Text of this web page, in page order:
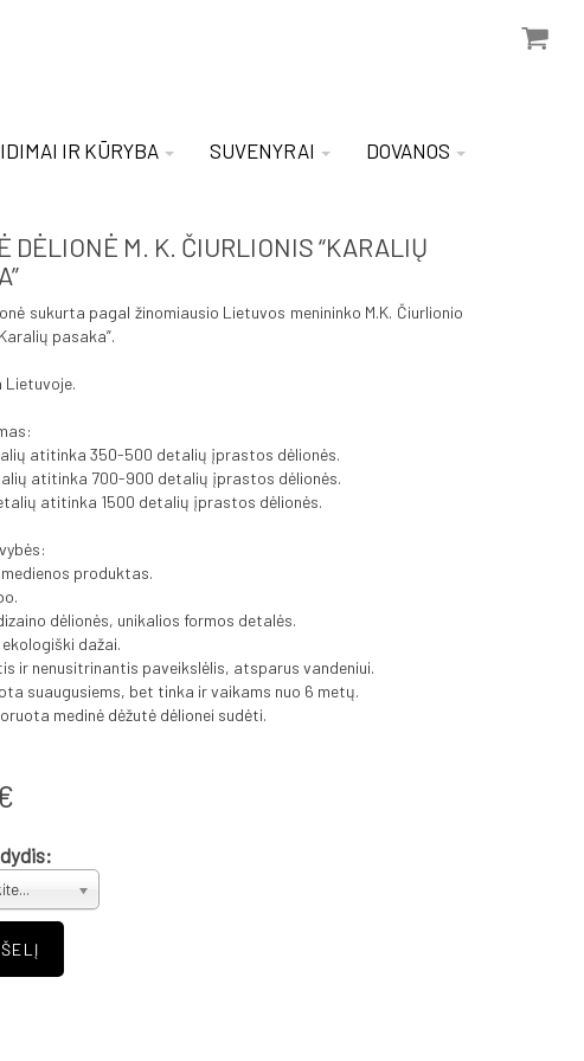
IR KŪRYBA SUVENYRAI DOVANOS
DĖLIONĖ M. K. ČIURLIONIS “KARALIŲ
sukurta pagal žinomiausio Lietuvos menininko M.K. Čiurlionio
pasaka”.
Lietuvoje.
atitinka 350-500 detalių įprastos dėlionės.
atitinka 700-900 detalių įprastos dėlionės.
atitinka 1500 detalių įprastos dėlionės.
produktas.
dėlionės, unikalios formos detalės.
dažai.
ir nenusitrinantis paveikslėlis, atsparus vandeniui.
suaugusiems, bet tinka ir vaikams nuo 6 metų.
medinė dėžutė dėlionei sudėti.